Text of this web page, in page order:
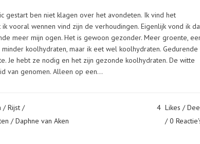
gestart ben niet klagen over het avondeten. Ik vind het
vooral wennen vind zijn de verhoudingen. Eigenlijk vond ik
meer mijn ogen. Het is gewoon gezonder. Meer groente,
koolhydraten, maar ik eet wel koolhydraten. Gedurende
Je hebt ze nodig en het zijn gezonde koolhydraten. De witte
van genomen. Alleen op een...
/Rijst /
/ Daphne van Aken
4 Likes
0